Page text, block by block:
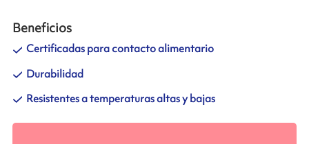
Beneficios
Certificadas para contacto alimentario
Durabilidad
Resistentes a temperaturas altas y bajas